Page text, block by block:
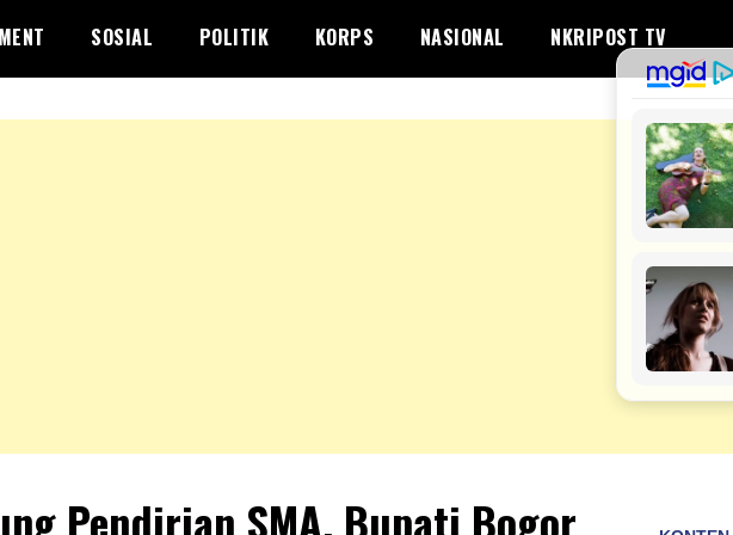
SOSIAL POLITIK KORPS NASIONAL NKRIPOST TV
Pendirian SMA, Bupati Bogor